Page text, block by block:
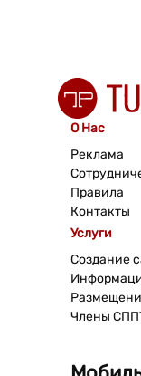
О Нас
Реклама
Правила
Контакты
Услуги
Создание
Члены